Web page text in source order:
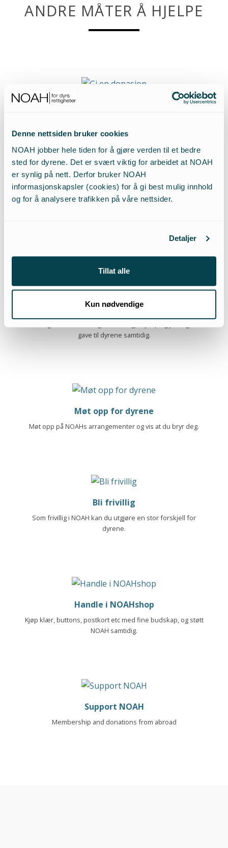
Denne nettsiden bruker cookies
NOAH jobber hele tiden for å gjøre verden til et bedre
sted for dyrene. Det er svært viktig for arbeidet at NOAH
er synlig på nett. Derfor bruker NOAH
informasjonskapsler (cookies) for å gi best mulig innhold
og for å analysere trafikken på våre nettsider.
Detaljer
Tillat alle
Kun nødvendige
ANDRE MÅTER Å HJELPE
bank.
Testament
Gave med mening
gave til dyrene samtidig.
Møt opp for dyrene
Møt opp på NOAHs arrangementer og vis at du bryr deg.
Bli frivillig
Som frivillig i NOAH kan du utgjøre en stor forskjell for
dyrene.
Handle i NOAHshop
Kjøp klær, buttons, postkort etc med fine budskap, og støtt
NOAH samtidig.
Support NOAH
Membership and donations from abroad